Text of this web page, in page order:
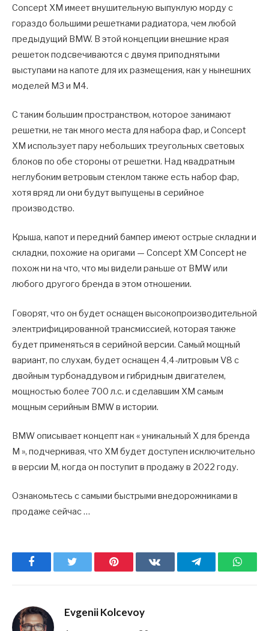
Concept XM имеет внушительную выпуклую морду с
гораздо большими решетками радиатора, чем любой
предыдущий BMW. В этой концепции внешние края
решеток подсвечиваются с двумя приподнятыми
выступами на капоте для их размещения, как у нынешних
моделей M3 и M4.
С таким большим пространством, которое занимают
решетки, не так много места для набора фар, и Concept
XM использует пару небольших треугольных световых
блоков по обе стороны от решетки. Над квадратным
неглубоким ветровым стеклом также есть набор фар,
хотя вряд ли они будут выпущены в серийное
производство.
Крыша, капот и передний бампер имеют острые складки и
складки, похожие на оригами — Concept XM Concept не
похож ни на что, что мы видели раньше от BMW или
любого другого бренда в этом отношении.
Говорят, что он будет оснащен высокопроизводительной
электрифицированной трансмиссией, которая также
будет применяться в серийной версии. Самый мощный
вариант, по слухам, будет оснащен 4,4-литровым V8 с
двойным турбонаддувом и гибридным двигателем,
мощностью более 700 л.с. и сделавшим XM самым
мощным серийным BMW в истории.
BMW описывает концепт как « уникальный X для бренда
M », подчеркивая, что XM будет доступен исключительно
в версии M, когда он поступит в продажу в 2022 году.
Ознакомьтесь с самыми быстрыми внедорожниками в
продаже сейчас …
Facebook Pinterest ВКонтактеTelegram
Evgenii Kolcevoy